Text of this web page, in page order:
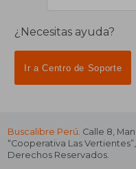
¿Necesitas ayuda?
Ir a Centro de Soporte
Buscalibre Perú. Calle 8,
“Cooperativa Las
Derechos Reservados.